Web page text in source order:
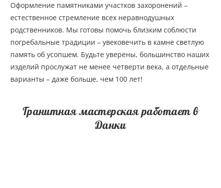
Оформление памятниками участков захоронений –
естественное стремление всех неравнодушных
родственников. Мы готовы помочь близким соблюсти
погребальные традиции – увековечить в камне светлую
память об усопшем. Будьте уверены, большинство наших
изделий прослужат не менее четверти века, а отдельные
варианты – даже больше, чем 100 лет!
Гранитная мастерская работает в
Данки